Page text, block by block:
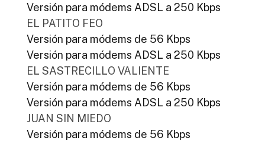
Versión para módems ADSL a 250 Kbps
EL PATITO FEO
Versión para módems de 56 Kbps
Versión para módems ADSL a 250 Kbps
EL SASTRECILLO VALIENTE
Versión para módems de 56 Kbps
Versión para módems ADSL a 250 Kbps
JUAN SIN MIEDO
Versión para módems de 56 Kbps